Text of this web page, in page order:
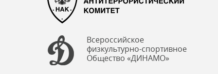
Всероссийское
физкультурно-спортивное
Общество «ДИНАМО»